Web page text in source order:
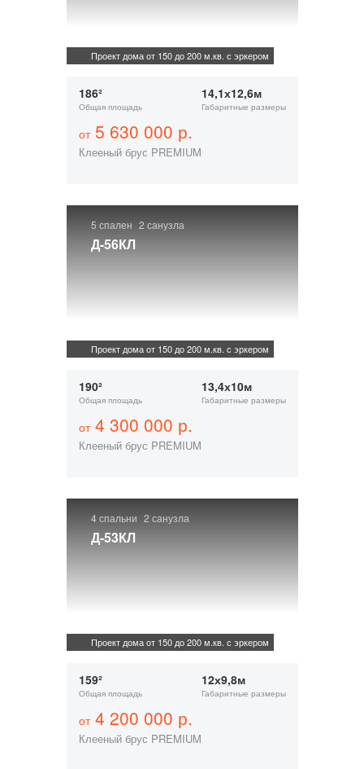
Проект дома от 150 до 200 м.кв. с эркером
186²
Общая площадь
14,1х12,6м
Габаритные размеры
от5 630 000 р.
Клееный брус PREMIUM
5 спален 2 санузла
Д-56КЛ
Проект дома от 150 до 200 м.кв. с эркером
190²
Общая площадь
13,4х10м
Габаритные размеры
от4 300 000 р.
Клееный брус PREMIUM
4 спальни 2 санузла
Д-53КЛ
Проект дома от 150 до 200 м.кв. с эркером
159²
Общая площадь
12х9,8м
Габаритные размеры
от4 200 000 р.
Клееный брус PREMIUM